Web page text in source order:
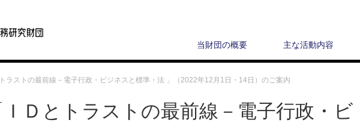
当財団の概要 主な活動内容
ラストの最前線－電子行政・ビジネスと標準・法 」（2022年12月1日・14日）のご案内
Ｄとトラストの最前線－電子行政・ビ